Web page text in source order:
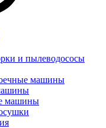
и пылеводососы
машины
машины